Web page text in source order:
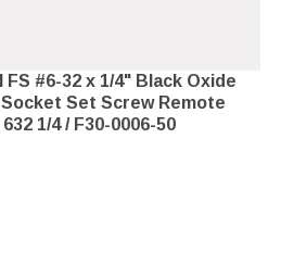
#6-32 x 1/4" Black Oxide
Set Screw Remote
1/4 / F30-0006-50